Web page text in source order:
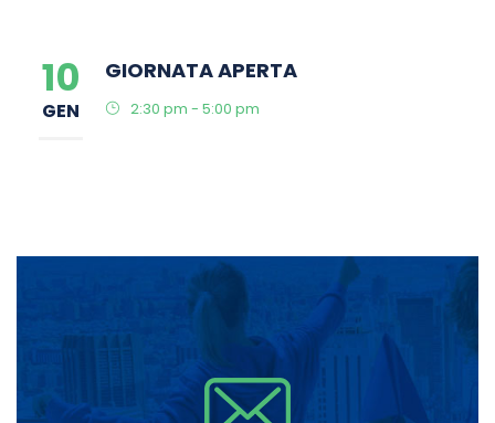
10
GEN
GIORNATA APERTA
2:30 pm - 5:00 pm